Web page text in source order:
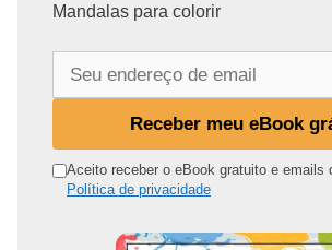
Mandalas para colorir
n
Receber meu eBook
Aceito receber o eBook gratuito e emails
Política de privacidade